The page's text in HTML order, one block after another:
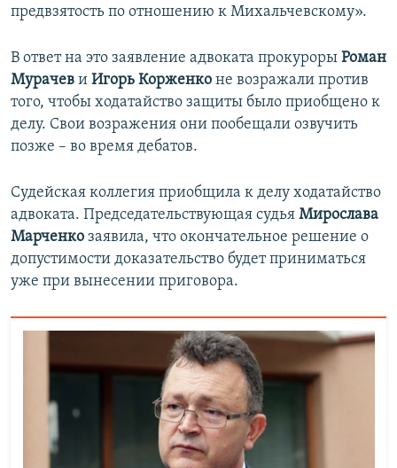
предвзятость по отношению к Михальчевскому».
В ответ на это заявление адвоката прокуроры Роман
Мурачев и Игорь Корженко не возражали против
того, чтобы ходатайство защиты было приобщено к
делу. Свои возражения они пообещали озвучить
позже – во время дебатов.
Судейская коллегия приобщила к делу ходатайство
адвоката. Председательствующая судья Мирослава
Марченко заявила, что окончательное решение о
допустимости доказательство будет приниматься
уже при вынесении приговора.